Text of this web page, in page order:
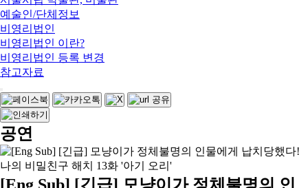
예술인/단체정보
비영리법인
비영리법인 이란?
비영리법인 등록 변경
참고자료
공연